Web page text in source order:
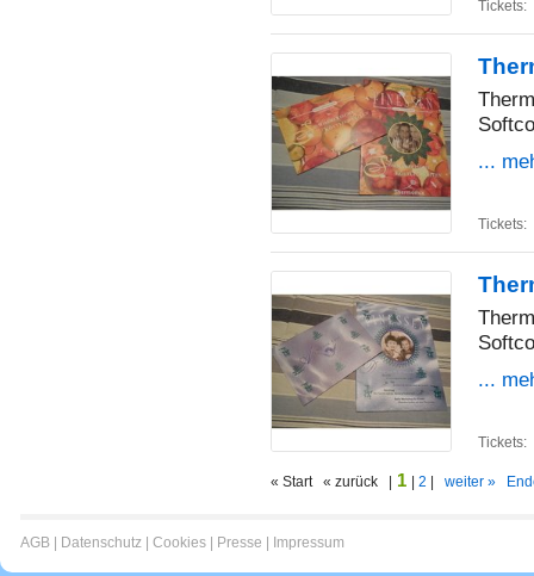
Tickets:
...
Tickets:
...
Tickets:
« Start « zurück | 1 2 weiter »
AGB Datenschutz Cookies Presse Impressum